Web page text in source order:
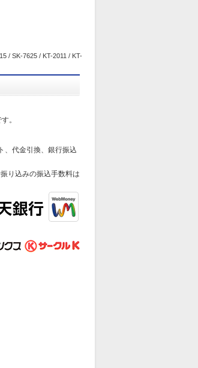
/ SK-7625 / KT-2011 / KT-
。
、代金引換、銀行振込
り込みの振込手数料は